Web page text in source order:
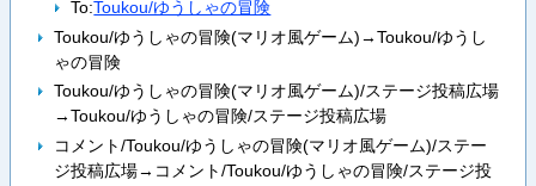
To:Toukou/ゆうしゃの冒険
Toukou/ゆうしゃの冒険(マリオ風ゲーム)→Toukou/ゆうし
ゃの冒険
Toukou/ゆうしゃの冒険(マリオ風ゲーム)/ステージ投稿広場
→Toukou/ゆうしゃの冒険/ステージ投稿広場
コメント/Toukou/ゆうしゃの冒険(マリオ風ゲーム)/ステー
ジ投稿広場→コメント/Toukou/ゆうしゃの冒険/ステージ投